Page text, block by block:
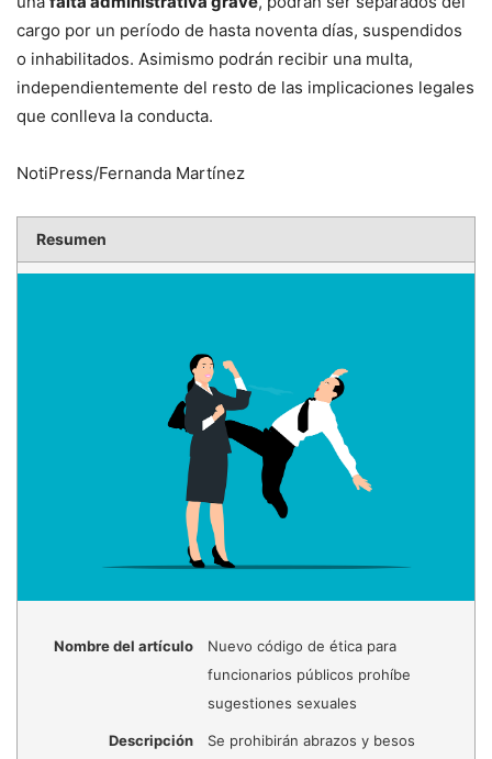
cargo por un período de hasta noventa días, suspendidos
o inhabilitados. Asimismo podrán recibir una multa,
independientemente del resto de las implicaciones legales
que conlleva la conducta.
NotiPress/Fernanda Martínez
Resumen
Nombre del artículo
Nuevo código de ética para
funcionarios públicos prohíbe
sugestiones sexuales
Descripción
Se prohibirán abrazos y besos